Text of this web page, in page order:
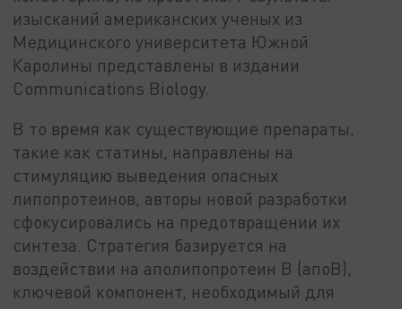
изысканий американских ученых из
Медицинского университета Южной
Каролины представлены в издании
Communications Biology.
В то время как существующие препараты,
такие как статины, направлены на
стимуляцию выведения опасных
липопротеинов, авторы новой разработки
сфокусировались на предотвращении их
синтеза. Стратегия базируется на
воздействии на аполипопротеин B (апоВ),
ключевой компонент, необходимый для